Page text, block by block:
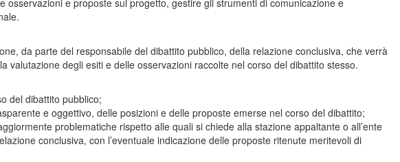
osservazioni e proposte sul progetto, gestire gli strumenti di comunicazione e
da parte del responsabile del dibattito pubblico, della relazione conclusiva, che verrà
valutazione degli esiti e delle osservazioni raccolte nel corso del dibattito stesso.
del dibattito pubblico;
e oggettivo, delle posizioni e delle proposte emerse nel corso del dibattito;
problematiche rispetto alle quali si chiede alla stazione appaltante o all’ente
conclusiva, con l’eventuale indicazione delle proposte ritenute meritevoli di